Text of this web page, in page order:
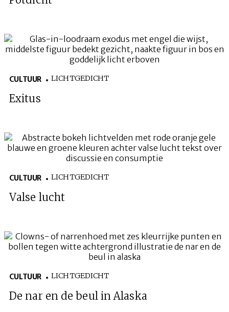
CULTUUR LICHTGEDICHT
Exitus
CULTUUR LICHTGEDICHT
Valse lucht
CULTUUR LICHTGEDICHT
De nar en de beul in Alaska